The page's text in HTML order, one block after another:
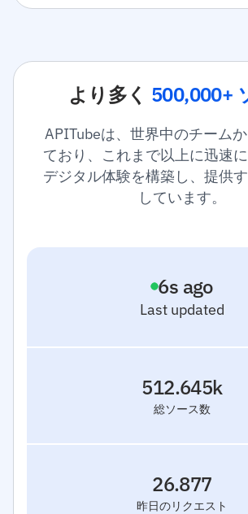
より多く 500,000+
APITubeは、世界中のチーム
ており、これまで以上に迅速
デジタル体験を構築し、提供
しています。
Last updated
7s ago
総ソース数
512.645k
昨日のリクエスト
26.877